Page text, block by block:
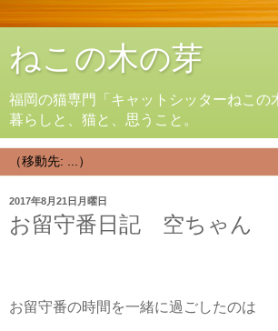
ねこの木の芽
福岡の猫専門「キャットシッターねこ
暮らしと、猫と、思うこと。
2017年8月21日月曜日
お留守番日記 空ちゃん
お留守番の時間を一緒に過ごしたのは